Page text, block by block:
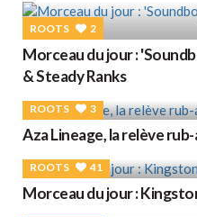
ROOTS 2
Morceau du jour :
& Steady Ranks
ROOTS 3
Aza Lineage, la relève
ROOTS 41
Morceau du jour :